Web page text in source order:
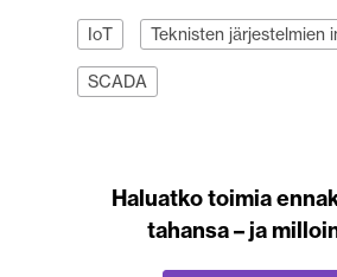
IoT Teknisten järjestelmien
SCADA
Haluatko toimia
tahansa – ja